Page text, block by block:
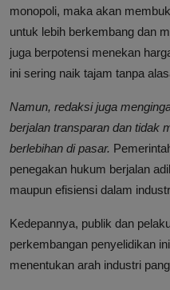
monopoli, maka akan
untuk lebih berkembang dan
juga berpotensi menekan
ini sering naik tajam tanpa
Namun, redaksi juga
berjalan transparan dan tidak
berlebihan di pasar.
penegakan hukum berjalan
maupun efisiensi dalam
Kedepannya, publik dan
perkembangan penyelidikan
menentukan arah industri